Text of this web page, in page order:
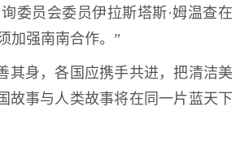
委员会委员伊拉斯塔斯·姆温查在
加强南南合作。”
其身，各国应携手共进，把清洁美
故事与人类故事将在同一片蓝天下